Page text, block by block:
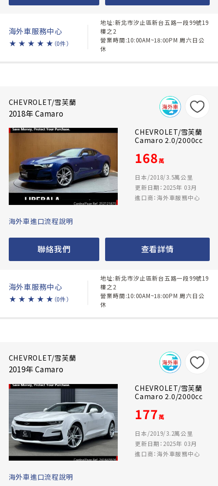
海外車服務中心
★ ★ ★ ★ ★ （0件）
地址:新北市汐止區新台五路一段99號19
樓之2
營業時間:10:00AM~18:00PM 周六日公
休
CHEVROLET/雪芙蘭
2018年 Camaro
CHEVROLET/雪芙蘭
Camaro 2.0/2000cc
168萬
日本/2018/3.5萬公里
更新日期：2025年 03月
進口商：海外車服務中心
海外車進口流程說明
聯絡我們 查看詳情
海外車服務中心
★ ★ ★ ★ ★ （0件）
地址:新北市汐止區新台五路一段99號19
樓之2
營業時間:10:00AM~18:00PM 周六日公
休
CHEVROLET/雪芙蘭
2019年 Camaro
CHEVROLET/雪芙蘭
Camaro 2.0/2000cc
177萬
日本/2019/3.2萬公里
更新日期：2025年 03月
進口商：海外車服務中心
海外車進口流程說明